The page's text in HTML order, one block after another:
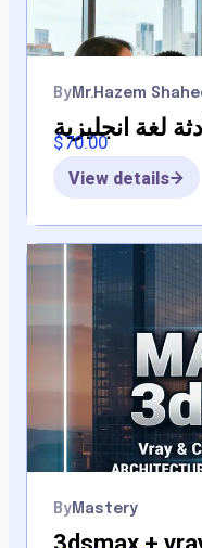
By Mr.hazem
لغة انجليزية
$70.00
View details
By Mastery